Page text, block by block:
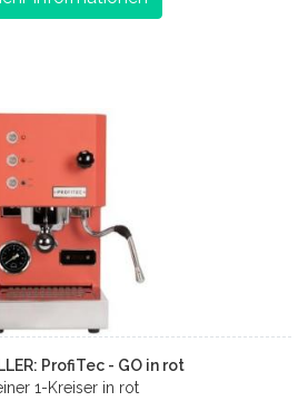
ProfiTec - GO in rot
1-Kreiser in rot